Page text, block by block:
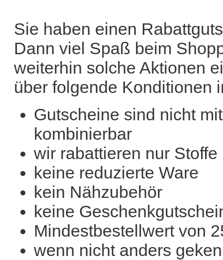
Sie haben einen
Dann viel Spaß beim
weiterhin solche Aktionen
über folgende Konditionen
Gutscheine sind nicht
kombinierbar
wir rabattieren nur Stoffe
keine reduzierte Ware
kein Nähzubehör
keine
Mindestbestellwert von
wenn nicht anders